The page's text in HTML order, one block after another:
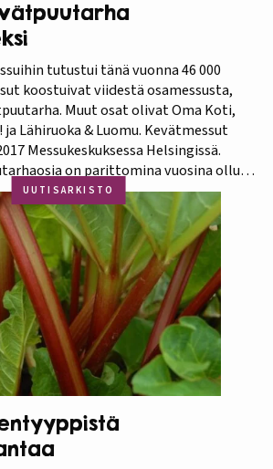
tutustui tänä vuonna 46 000
koostuivat viidestä osamessusta,
Muut osat olivat Oma Koti,
Lähiruoka & Luomu. Kevätmessut
Messukeskuksessa Helsingissä.
on parittomina vuosina ollut
Oma Piha -messut. Jatkossa
nimi tulee olemaan
kumppanina on
UUTISARKISTO